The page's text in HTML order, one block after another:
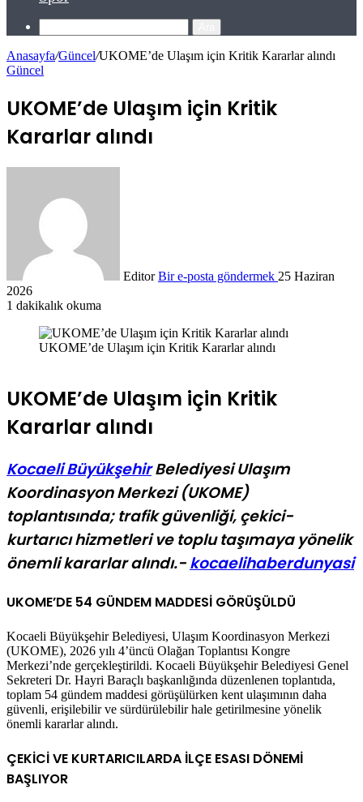
Anasayfa/Güncel/UKOME’de Ulaşım için Kritik Kararlar alındı
Güncel
UKOME’de Ulaşım için Kritik
Kararlar alındı
Editor Bir e-posta göndermek 25 Haziran
2026
1 dakikalık okuma
UKOME’de Ulaşım için Kritik Kararlar alındı
UKOME’de Ulaşım için Kritik
Kararlar alındı
Kocaeli BüyükşehirBelediyesi Ulaşım
Koordinasyon Merkezi (UKOME)
toplantısında; trafik güvenliği, çekici-
kurtarıcı hizmetleri ve toplu taşımaya yönelik
önemli kararlar alındı.-kocaelihaberdunyasi
UKOME’DE 54 GÜNDEM MADDESİ GÖRÜŞÜLDÜ
Kocaeli Büyükşehir Belediyesi, Ulaşım Koordinasyon Merkezi
(UKOME), 2026 yılı 4’üncü Olağan Toplantısı Kongre
Merkezi’nde gerçekleştirildi. Kocaeli Büyükşehir Belediyesi Genel
Sekreteri Dr. Hayri Baraçlı başkanlığında düzenlenen toplantıda,
toplam 54 gündem maddesi görüşülürken kent ulaşımının daha
güvenli, erişilebilir ve sürdürülebilir hale getirilmesine yönelik
önemli kararlar alındı.
ÇEKİCİ VE KURTARICILARDA İLÇE ESASI DÖNEMİ
BAŞLIYOR